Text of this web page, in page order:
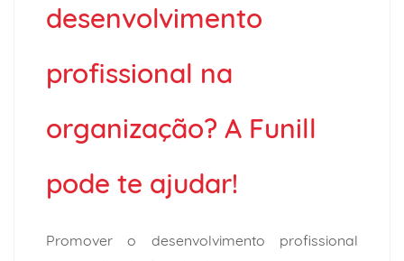
desenvolvimento
profissional na
organização? A Funill
pode te ajudar!
Promover o desenvolvimento profissional